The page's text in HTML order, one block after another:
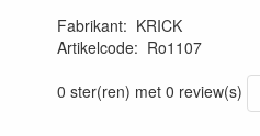
Fabrikant: KRICK
Artikelcode: Ro1107
0 ster(ren) met 0 review(s)